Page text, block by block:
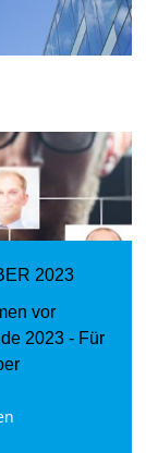
2023
vor
2023 - Für